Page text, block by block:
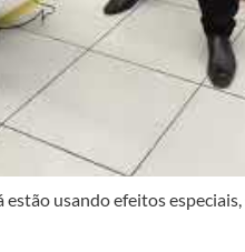
estão usando efeitos